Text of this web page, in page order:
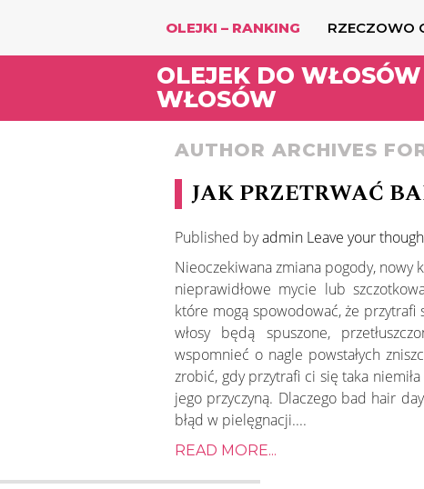
OLEJKI – RANKING RZECZOWO
OLEJEK DO
WŁOSÓW
AUTHOR ARCHIVES
JAK PRZETRWAĆ
Published byadmin Leave your
Nieoczekiwana zmiana pogody, nowy
nieprawidłowe mycie lub
które mogą spowodować, że
włosy będą spuszone,
wspomnieć o nagle powstałych
zrobić, gdy przytrafi ci się taka
jego przyczyną. Dlaczego bad hair
błąd w pielęgnacji....
READ MORE...